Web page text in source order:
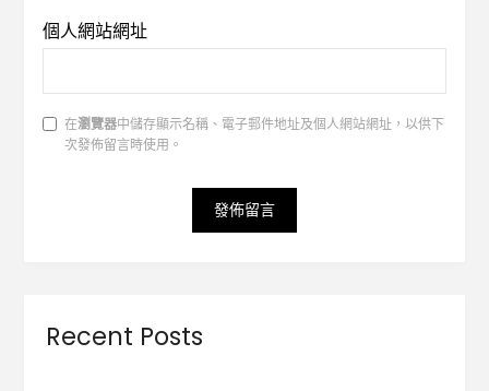
個人網站網址
在瀏覽器中儲存顯示名稱、電子郵件地址及個人網站網址，以供下
次發佈留言時使用。
Recent Posts